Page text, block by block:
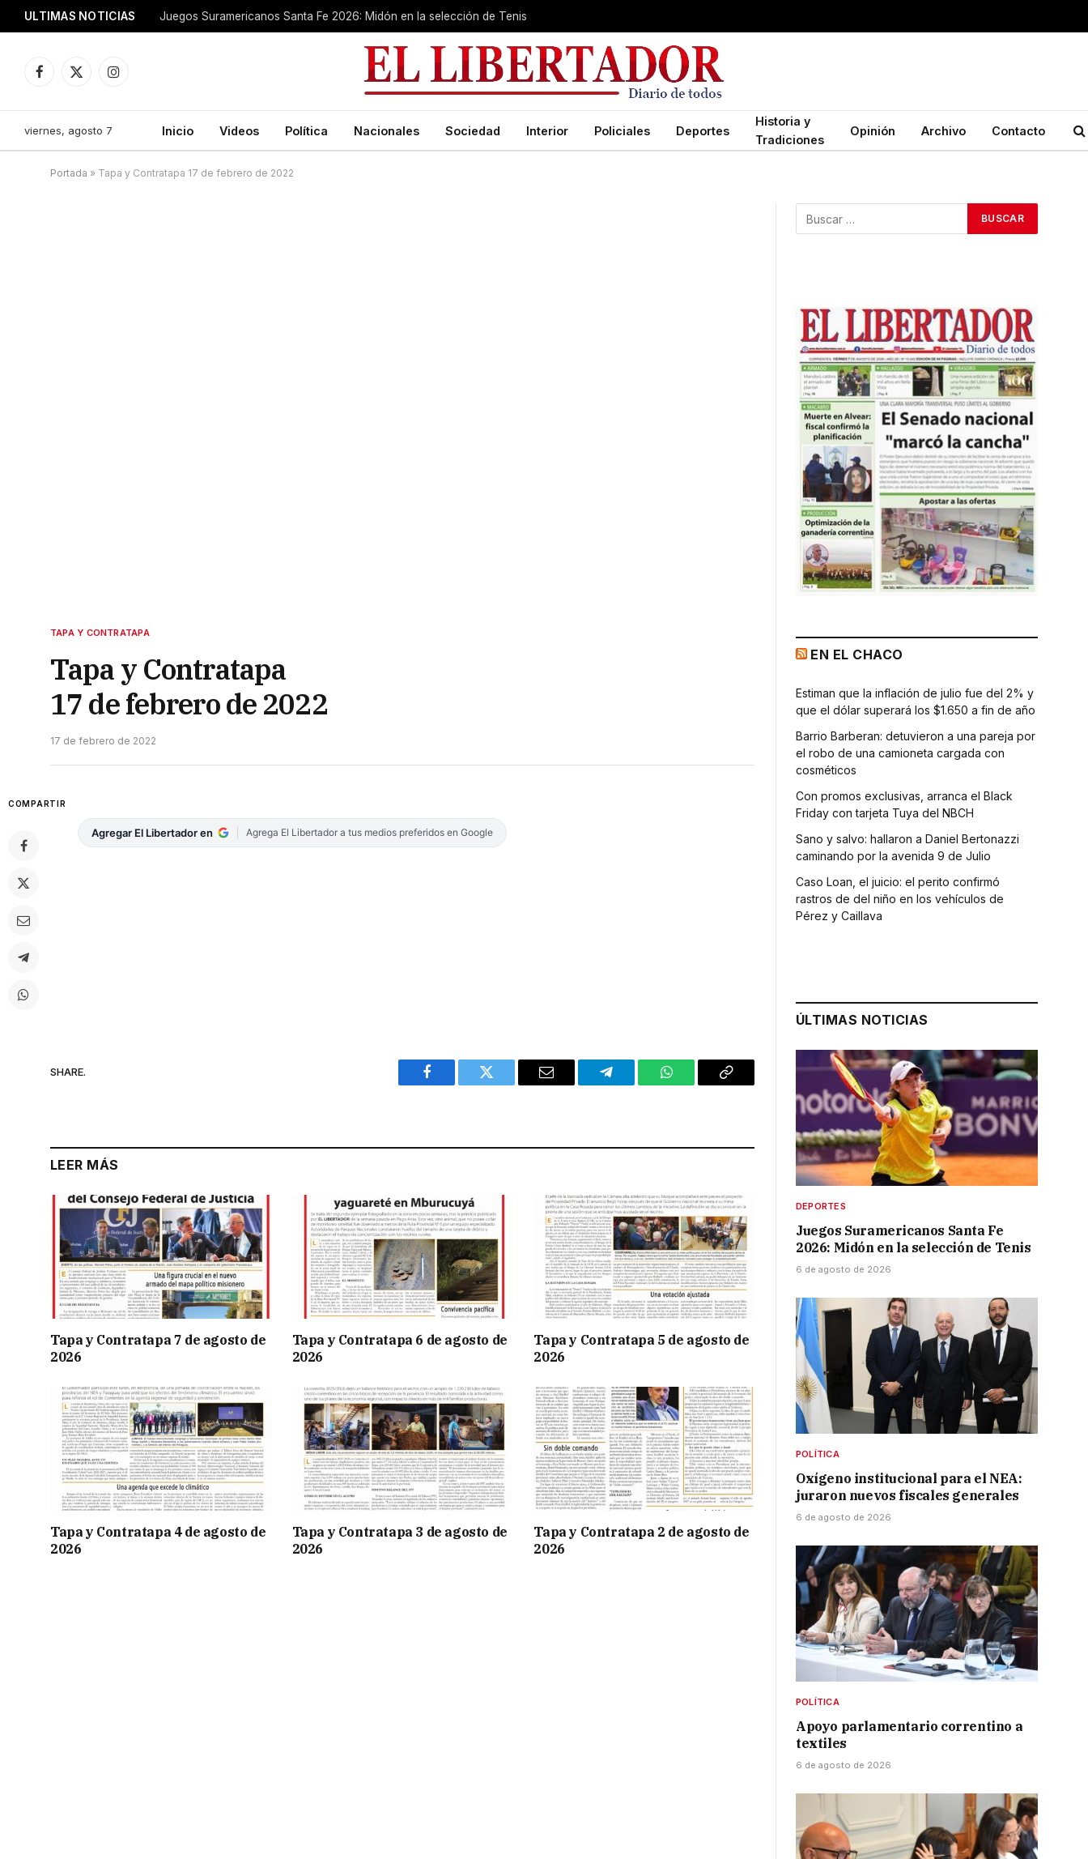
ULTIMAS NOTICIAS Juegos Suramericanos Santa Fe 2026: Midón en la selección de Tenis
Facebook
X
Instagram
viernes, agosto 7 Inicio Videos Política Nacionales Sociedad Interior Policiales Deportes
Historia y
Tradiciones
Opinión Archivo Contacto
Portada » Tapa y Contratapa 17 de febrero de 2022
TAPA Y CONTRATAPA
Tapa y Contratapa
17 de febrero de 2022
17 de febrero de 2022
COMPARTIR
Agregar El Libertador en Agrega El Libertador a tus medios preferidos en Google
SHARE.
Facebook Twitter Email Telegram WhatsAppCopy
LEER MÁS
Tapa y Contratapa 7 de agosto de
2026
Tapa y Contratapa 6 de agosto de
2026
Tapa y Contratapa 5 de agosto de
2026
Tapa y Contratapa 4 de agosto de
2026
Tapa y Contratapa 3 de agosto de
2026
Tapa y Contratapa 2 de agosto de
2026
EN EL CHACO
Estiman que la inflación de julio fue del 2% y
que el dólar superará los $1.650 a fin de año
Barrio Barberan: detuvieron a una pareja por
el robo de una camioneta cargada con
cosméticos
Con promos exclusivas, arranca el Black
Friday con tarjeta Tuya del NBCH
Sano y salvo: hallaron a Daniel Bertonazzi
caminando por la avenida 9 de Julio
Caso Loan, el juicio: el perito confirmó
rastros de del niño en los vehículos de
Pérez y Caillava
ÚLTIMAS NOTICIAS
DEPORTES
Juegos Suramericanos Santa Fe
2026: Midón en la selección de Tenis
6 de agosto de 2026
POLÍTICA
Oxígeno institucional para el NEA:
juraron nuevos fiscales generales
6 de agosto de 2026
POLÍTICA
Apoyo parlamentario correntino a
textiles
6 de agosto de 2026